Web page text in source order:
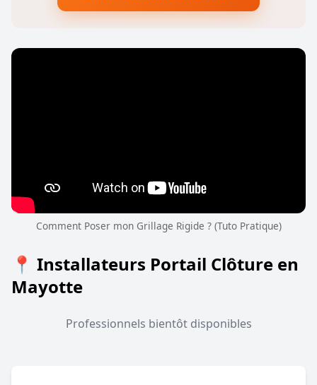
Comment Poser mon Grillage Rigide ? (Tuto Pratique)
📍 Installateurs Portail Clôture en
Mayotte
Professionnels bientôt disponibles